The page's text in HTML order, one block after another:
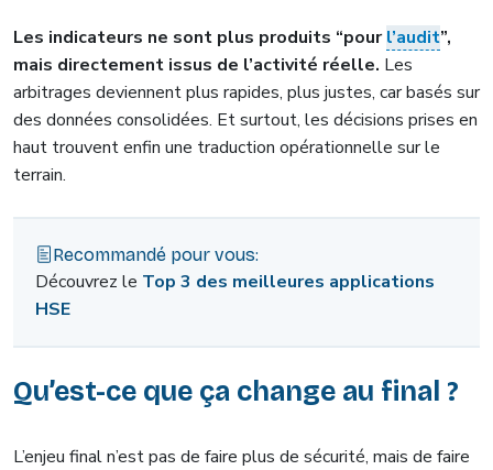
Les indicateurs ne sont plus produits “pourl’audit”,
mais directement issus de l’activité réelle. Les
arbitrages deviennent plus rapides, plus justes, car basés sur
des données consolidées. Et surtout, les décisions prises en
haut trouvent enfin une traduction opérationnelle sur le
terrain.
Recommandé pour vous:
Découvrez le Top 3 des meilleures applications
HSE
Qu’est-ce que ça change au final ?
L’enjeu final n’est pas de faire plus de sécurité, mais de faire